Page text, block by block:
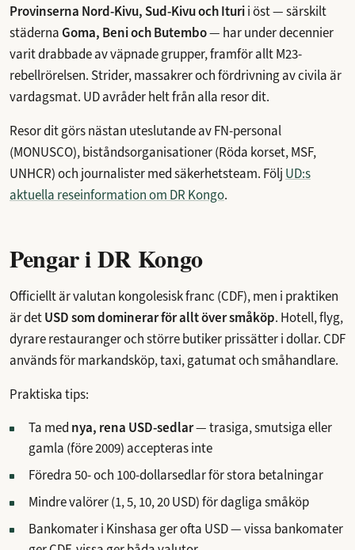
Provinserna Nord-Kivu, Sud-Kivu och Iturii öst — särskilt
städernaGoma, Beni och Butembo— har under decennier
varit drabbade av väpnade grupper, framför allt M23-
rebellrörelsen. Strider, massakrer och fördrivning av civila är
vardagsmat. UD avråder helt från alla resor dit.
Resor dit görs nästan uteslutande av FN-personal
(MONUSCO), biståndsorganisationer (Röda korset, MSF,
UNHCR) och journalister med säkerhetsteam. Följ UD:s
aktuella reseinformation om DR Kongo.
Pengar i DR Kongo
Officiellt är valutan kongolesisk franc (CDF), men i praktiken
är detUSD som dominerar för allt över småköp. Hotell, flyg,
dyrare restauranger och större butiker prissätter i dollar. CDF
används för markandsköp, taxi, gatumat och småhandlare.
Praktiska tips:
Ta med nya, rena USD-sedlar— trasiga, smutsiga eller
gamla (före 2009) accepteras inte
Föredra 50- och 100-dollarsedlar för stora betalningar
Mindre valörer (1, 5, 10, 20 USD) för dagliga småköp
Bankomater i Kinshasa ger ofta USD — vissa bankomater